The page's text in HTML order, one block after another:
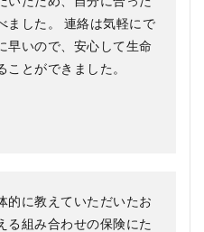
ました。 連絡は気軽にで
早いので、安心して生命
とができました。
的に教えていただいたお
る組み合わせの保険にた